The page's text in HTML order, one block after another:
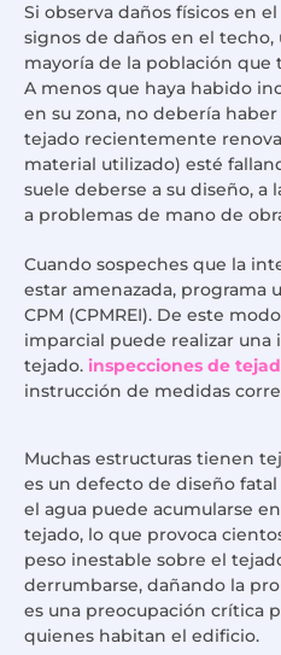
Si observa daños físicos en
signos de daños en el
mayoría de la población
A menos que haya habido
en su zona, no debería
tejado recientemente
material utilizado) esté
suele deberse a su diseño, a
a problemas de mano de
Cuando sospeches que la
estar amenazada, programa
CPM (CPMREI). De este
imparcial puede realizar
tejado. inspecciones de
instrucción de medidas
Muchas estructuras tienen
es un defecto de diseño
el agua puede acumularse
tejado, lo que provoca
peso inestable sobre el
derrumbarse, dañando la
es una preocupación crítica
quienes habitan el edificio.